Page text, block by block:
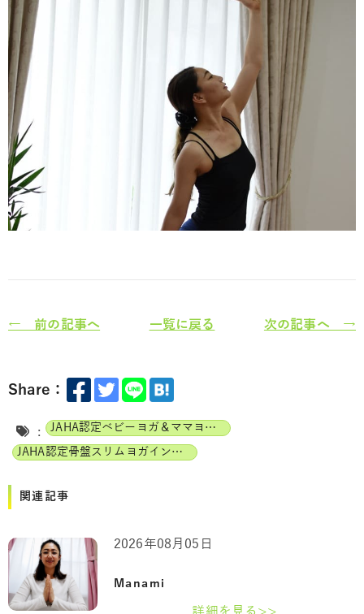
← 前の記事へ 一覧に戻る 次の記事へ →
Share：
:
JAHA認定ベビーヨガ＆ママヨガインストラクター
JAHA認定骨盤スリムヨガインストラクター
関連記事
Manami
2026年08月05日